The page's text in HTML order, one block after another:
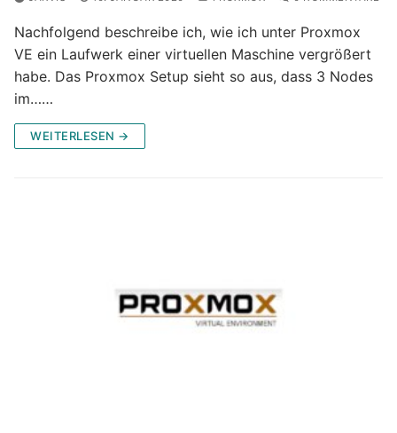
Nachfolgend beschreibe ich, wie ich unter Proxmox
VE ein Laufwerk einer virtuellen Maschine vergrößert
habe. Das Proxmox Setup sieht so aus, dass 3 Nodes
im……
WEITERLESEN →